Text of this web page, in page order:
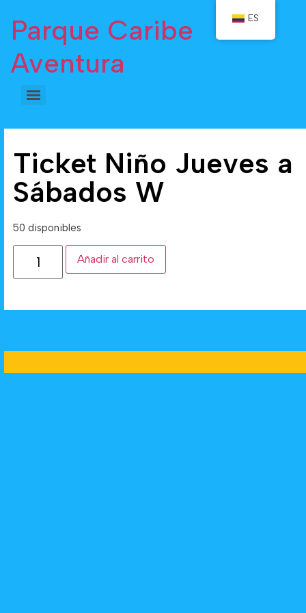
Parque Caribe
Aventura
Ticket Niño Jueves a
Sábados W
50 disponibles
Añadir al carrito
ES